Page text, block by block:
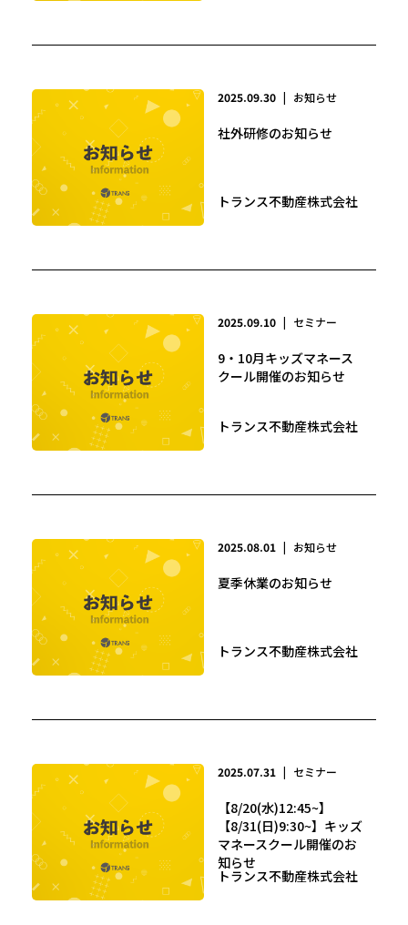
2025.09.30 | お知らせ
社外研修のお知らせ
トランス不動産株式会社
2025.09.10 | セミナー
9・10月キッズマネース
クール開催のお知らせ
トランス不動産株式会社
2025.08.01 | お知らせ
夏季休業のお知らせ
トランス不動産株式会社
2025.07.31 | セミナー
【8/20(水)12:45~】
【8/31(日)9:30~】キッズ
マネースクール開催のお
知らせ
トランス不動産株式会社